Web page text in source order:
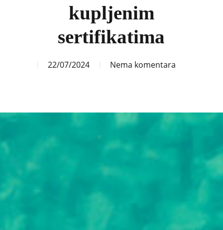
kupljenim
sertifikatima
22/07/2024 Nema komentara